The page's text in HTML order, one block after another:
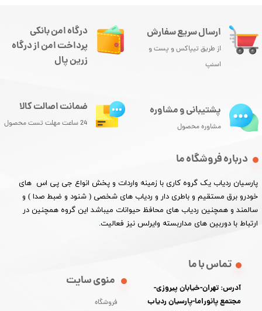
ارسال سریع سفارش
از طریق تیپاکس و پست و
اسنپ
درباره فروشگاه ما
پارسیان ردیاب یک گروه کاری با زمینه واردات و پخش انواع جی پی اس های
خودرو برق مستقیم و باطری دار و ردیاب های شخصی ( شنود و ضبط صدا ) و
سالمند و همچنین ردیاب های محافظ حیوانات میباشد این گروه همچنین در
ارتباط با دوربین های مداربسته وایرلس نیز فعالیت.​​​​​​​
منوی سایت
فروشگاه
تماس با ما
آدرس: تهران-خیابان پیروزی-
مجتمع پانوراما-پارسیان ردیاب
درگاه امن بانکی
پرداخت امن از درگاه
زرین پال
پشتیبانی و مشاوره
مشاوره محصول
ضمانت اصالت کالا
24 ساعت مهلت تست محصول